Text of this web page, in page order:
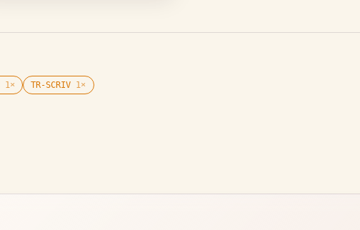
1× TR-SCRIV 1×